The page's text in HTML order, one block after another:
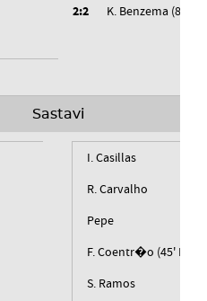
2:2
K. Benzema (82')
Sastavi
I. Casillas
R. Carvalho
Pepe
F. Coentr�o (45'
S. Ramos